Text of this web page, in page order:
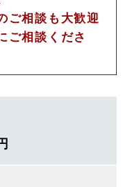
ダー
多数在籍！
で、
次第！
と過ごせます。
ご相談も大歓迎
ご相談くださ